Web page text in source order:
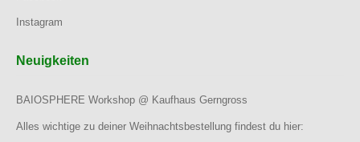
Instagram
Neuigkeiten
BAIOSPHERE Workshop @ Kaufhaus Gerngross
Alles wichtige zu deiner Weihnachtsbestellung findest du hier: